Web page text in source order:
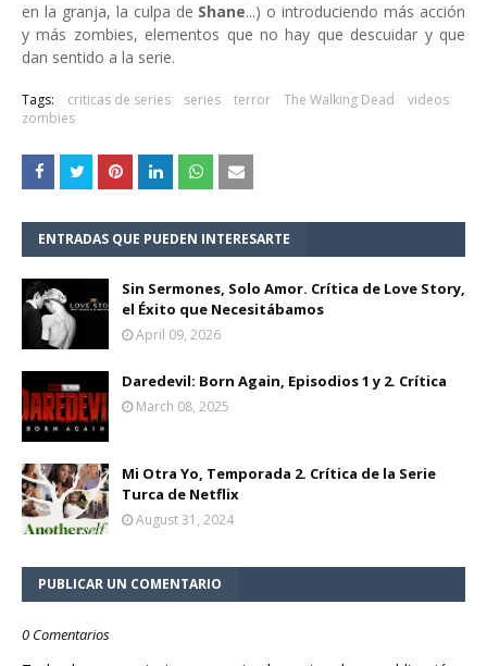
en la granja, la culpa de Shane...) o introduciendo más acción
y más zombies, elementos que no hay que descuidar y que
dan sentido a la serie.
Tags: criticas de series series terror The Walking Dead
videos
zombies
ENTRADAS QUE PUEDEN INTERESARTE
Sin Sermones, Solo Amor. Crítica de Love Story,
el Éxito que Necesitábamos
April 09, 2026
Daredevil: Born Again, Episodios 1 y 2. Crítica
March 08, 2025
Mi Otra Yo, Temporada 2. Crítica de la Serie
Turca de Netflix
August 31, 2024
PUBLICAR UN COMENTARIO
0 Comentarios